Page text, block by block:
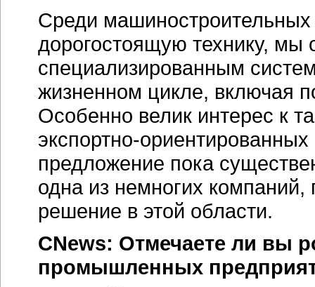
Среди
дорогостоящую технику, мы
специализированным
жизненном цикле, включая
Особенно велик интерес к
экспортно-ориентированных
предложение пока
одна из немногих компаний,
решение в этой области.
CNews: Отмечаете ли вы
промышленных